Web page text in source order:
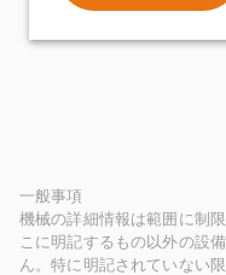
一般事項
機械の詳細情報は範囲に制
こに明記するもの以外の設
ん。特に明記されていない